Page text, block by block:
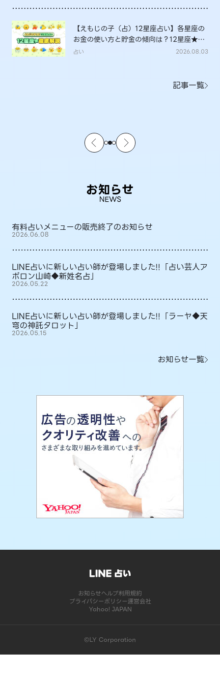
【えもじの子（占）12星座占い】各星座の
お金の使い方と貯金の傾向は？12星座★徹
底解説
占い 2026.08.03
記事一覧
お知らせ
NEWS
有料占いメニューの販売終了のお知らせ
2026.06.08
LINE占いに新しい占い師が登場しました!!「占い芸人ア
ポロン山崎◆新姓名占」
2026.05.22
LINE占いに新しい占い師が登場しました!!「ラーヤ◆天
穹の神託タロット」
2026.05.15
お知らせ一覧
お知らせヘルプ利用規約
プライバシーポリシー運営会社
Yahoo! JAPAN
©LY Corporation
このコンテンツは掲載が終了しました | LINE占い